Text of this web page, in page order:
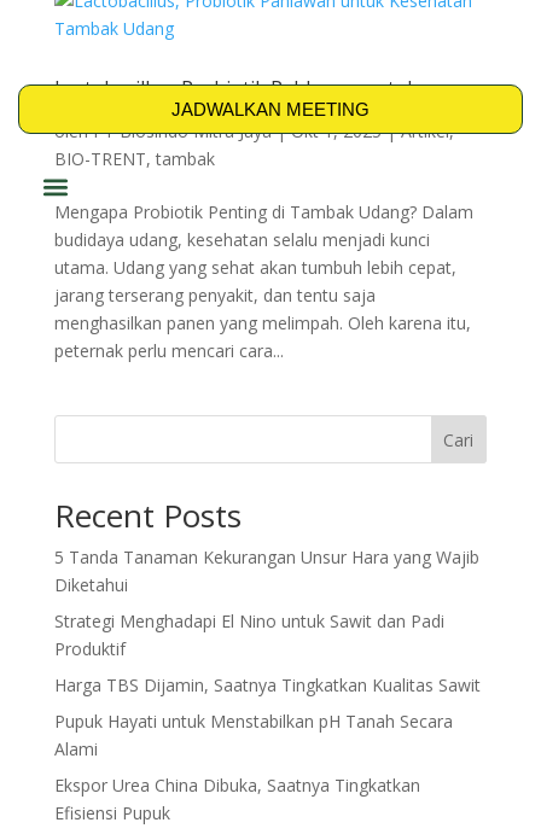
JADWALKAN MEETING
Lactobacillus, Probiotik Pahlawan untuk
Kesehatan Tambak Udang
olehPT Biosindo Mitra Jaya|Okt 1, 2025|Artikel,
BIO-TRENT,tambak
Mengapa Probiotik Penting di Tambak Udang? Dalam
budidaya udang, kesehatan selalu menjadi kunci
utama. Udang yang sehat akan tumbuh lebih cepat,
jarang terserang penyakit, dan tentu saja
menghasilkan panen yang melimpah. Oleh karena itu,
peternak perlu mencari cara...
Cari
Recent Posts
5 Tanda Tanaman Kekurangan Unsur Hara yang Wajib
Diketahui
Strategi Menghadapi El Nino untuk Sawit dan Padi
Produktif
Harga TBS Dijamin, Saatnya Tingkatkan Kualitas Sawit
Pupuk Hayati untuk Menstabilkan pH Tanah Secara
Alami
Ekspor Urea China Dibuka, Saatnya Tingkatkan
Efisiensi Pupuk